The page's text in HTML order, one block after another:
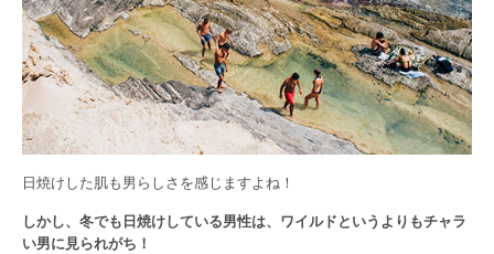
日焼けした肌も男らしさを感じますよね！
しかし、冬でも日焼けしている男性は、ワイルドというよりもチャラ
い男に見られがち！